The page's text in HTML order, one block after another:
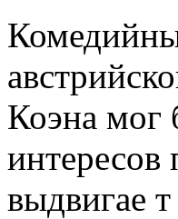
Коэна мог
выдвигае